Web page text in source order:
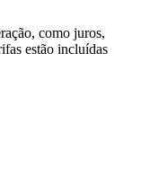
como juros,
estão incluídas